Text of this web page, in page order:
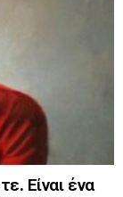
Είναι ένα